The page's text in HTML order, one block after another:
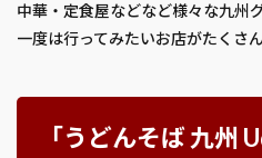
中華・定食屋などなど様々な九州
一度は行ってみたいお店がたくさ
「うどんそば 九州